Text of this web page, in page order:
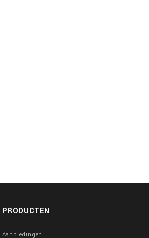
PRODUCTEN
Aanbiedingen